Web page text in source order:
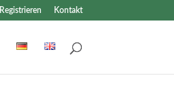
Registrieren Kontakt